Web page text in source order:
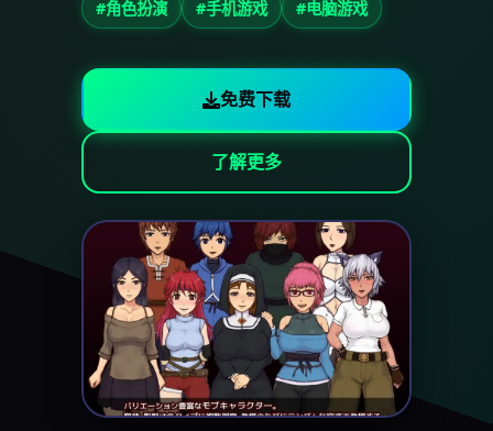
#角色扮演 #手机游戏 #电脑游戏
免费下载
了解更多